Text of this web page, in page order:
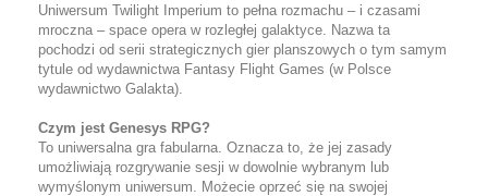
Uniwersum Twilight Imperium to pełna rozmachu – i czasami
mroczna – space opera w rozległej galaktyce. Nazwa ta
pochodzi od serii strategicznych gier planszowych o tym samym
tytule od wydawnictwa Fantasy Flight Games (w Polsce
wydawnictwo Galakta).
Czym jest Genesys RPG?
To uniwersalna gra fabularna. Oznacza to, że jej zasady
umożliwiają rozgrywanie sesji w dowolnie wybranym lub
wymyślonym uniwersum. Możecie oprzeć się na swojej